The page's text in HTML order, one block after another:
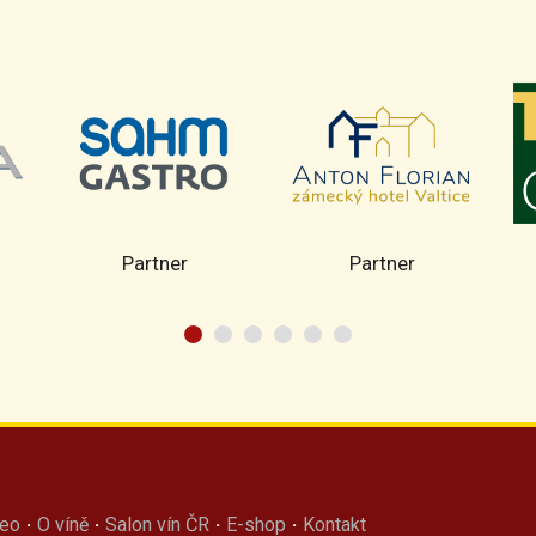
Partner Partner
· O víně · Salon vín ČR · E-shop · Kontakt